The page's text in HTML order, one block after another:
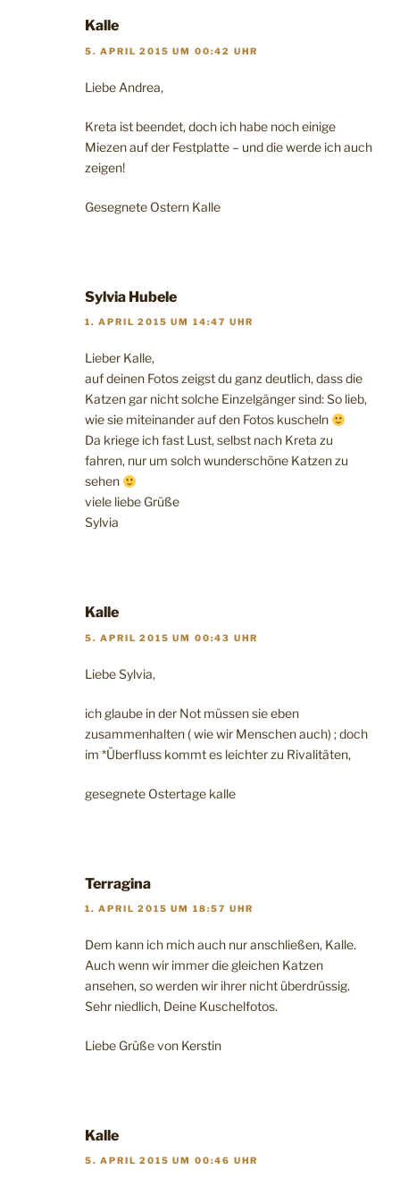
Kalle
5. APRIL 2015 UM 00:42 UHR
Liebe Andrea,
Kreta ist beendet, doch ich habe noch einige
Miezen auf der Festplatte – und die werde ich auch
zeigen!
Gesegnete Ostern Kalle
Sylvia Hubele
1. APRIL 2015 UM 14:47 UHR
Lieber Kalle,
auf deinen Fotos zeigst du ganz deutlich, dass die
Katzen gar nicht solche Einzelgänger sind: So lieb,
wie sie miteinander auf den Fotos kuscheln
Da kriege ich fast Lust, selbst nach Kreta zu
fahren, nur um solch wunderschöne Katzen zu
sehen
viele liebe Grüße
Sylvia
Kalle
5. APRIL 2015 UM 00:43 UHR
Liebe Sylvia,
ich glaube in der Not müssen sie eben
zusammenhalten ( wie wir Menschen auch) ; doch
im *Überfluss kommt es leichter zu Rivalitäten,
gesegnete Ostertage kalle
Terragina
1. APRIL 2015 UM 18:57 UHR
Dem kann ich mich auch nur anschließen, Kalle.
Auch wenn wir immer die gleichen Katzen
ansehen, so werden wir ihrer nicht überdrüssig.
Sehr niedlich, Deine Kuschelfotos.
Liebe Grüße von Kerstin
Kalle
5. APRIL 2015 UM 00:46 UHR